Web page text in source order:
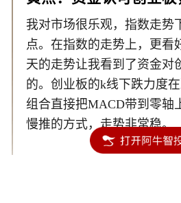
我对市场很乐观，指数走势
点。在指数的走势上，更看
天的走势让我看到了资金对
的。创业板的k线下跌力度
组合直接把MACD带到零轴
慢推的方式，走势非常稳。